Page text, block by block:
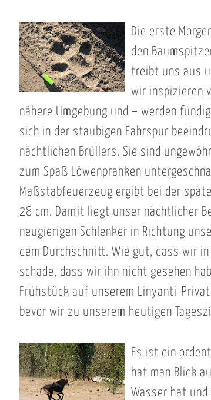
Die erste
den
treibt uns aus
wir inspizieren
nähere Umgebung und – werden
sich in der staubigen Fahrspur
nächtlichen Brüllers. Sie sind
zum Spaß Löwenpranken
Maßstabfeuerzeug ergibt bei der
28 cm. Damit liegt unser nächtlicher
neugierigen Schlenker in Richtung
dem Durchschnitt. Wie gut, dass wir
schade, dass wir ihn nicht gesehen
Frühstück auf unserem Linyanti-
bevor wir zu unserem heutigen
Es ist ein
hat man Blick
Wasser hat